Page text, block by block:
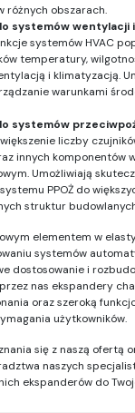
różnych obszarach.
systemów wentylacji
systemów HVAC
temperatury,
i klimatyzacją.
warunkami
systemów
liczby
innych komponentów
Umożliwiają
PPOŻ do
struktur
elementem w
systemów
dostosowanie i
nas ekspandery
oraz szeroką
użytkowników.
się z naszą ofertą
naszych
ekspanderów do